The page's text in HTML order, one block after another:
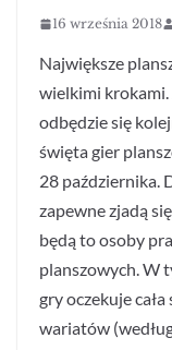
16 września 2018
Największe
wielkimi krokami.
odbędzie się
święta gier
28 października.
zapewne zjadą
będą to osoby
planszowych. W
gry oczekuje
wariatów